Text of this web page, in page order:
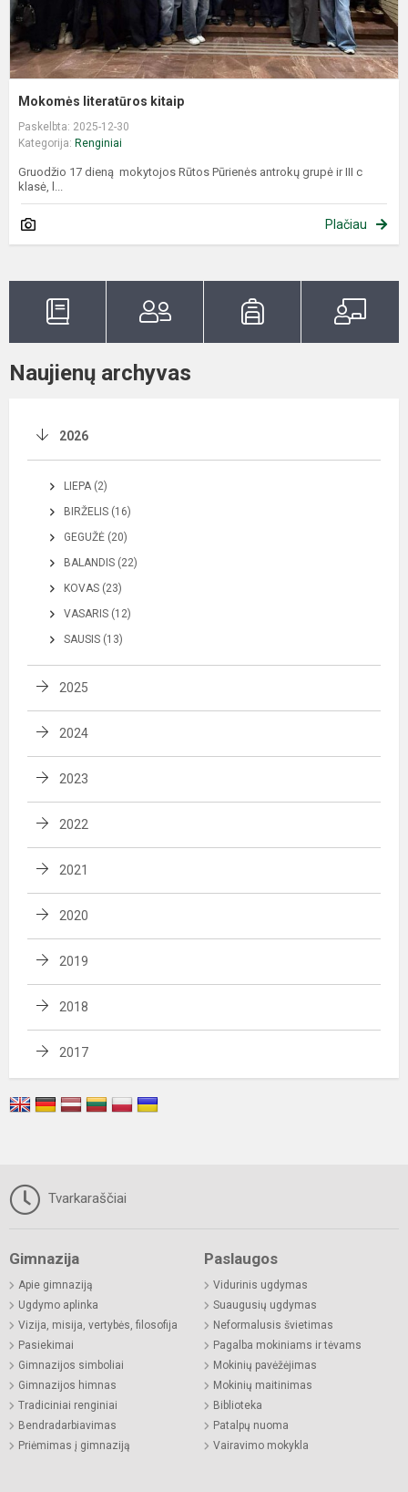
Mokomės literatūros kitaip
Paskelbta: 2025-12-30
Kategorija: Renginiai
Gruodžio 17 dieną mokytojos Rūtos Pūrienės antrokų grupė ir III c
klasė, l...
Plačiau
Naujienų archyvas
2026
LIEPA (2)
BIRŽELIS (16)
GEGUŽĖ (20)
BALANDIS (22)
KOVAS (23)
VASARIS (12)
SAUSIS (13)
2025
2024
2023
2022
2021
2020
2019
2018
2017
Tvarkaraščiai
Gimnazija
Apie gimnaziją
Ugdymo aplinka
Vizija, misija, vertybės, filosofija
Pasiekimai
Gimnazijos simboliai
Gimnazijos himnas
Tradiciniai renginiai
Bendradarbiavimas
Priėmimas į gimnaziją
Paslaugos
Vidurinis ugdymas
Suaugusių ugdymas
Neformalusis švietimas
Pagalba mokiniams ir tėvams
Mokinių pavėžėjimas
Mokinių maitinimas
Biblioteka
Patalpų nuoma
Vairavimo mokykla